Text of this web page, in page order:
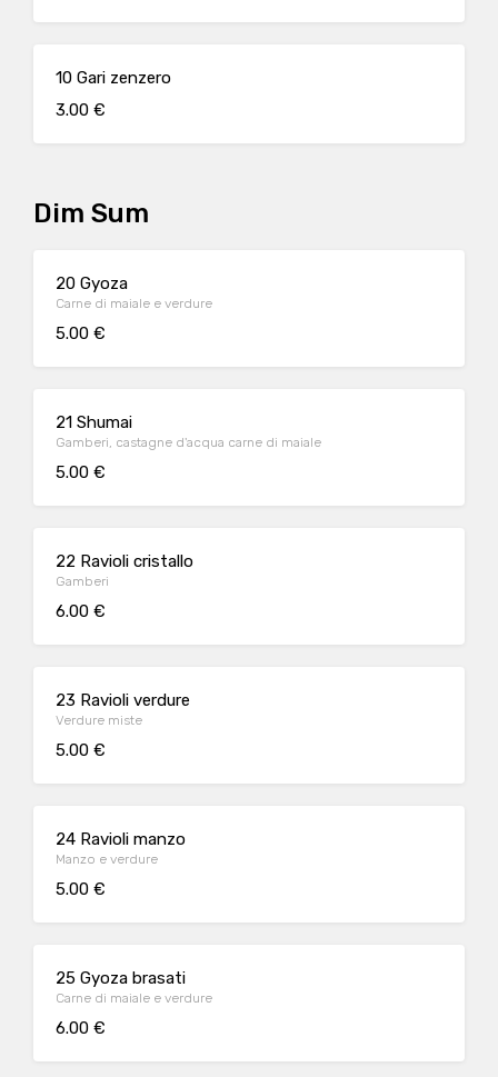
10 Gari zenzero
3.00 €
Dim Sum
20 Gyoza
Carne di maiale e verdure
5.00 €
21 Shumai
Gamberi, castagne d'acqua carne di maiale
5.00 €
22 Ravioli cristallo
Gamberi
6.00 €
23 Ravioli verdure
Verdure miste
5.00 €
24 Ravioli manzo
Manzo e verdure
5.00 €
25 Gyoza brasati
Carne di maiale e verdure
6.00 €